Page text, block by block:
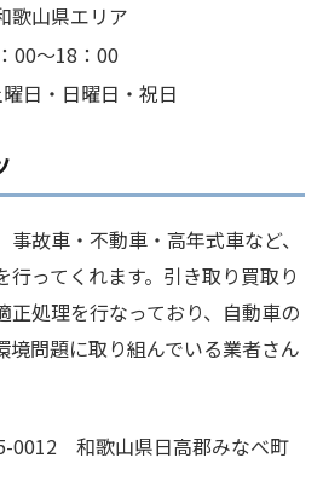
歌山県エリア
00～18：00
曜日・日曜日・祝日
故車・不動車・高年式車など、
行ってくれます。引き取り買取り
正処理を行なっており、自動車の
境問題に取り組んでいる業者さん
0012 和歌山県日高郡みなべ町